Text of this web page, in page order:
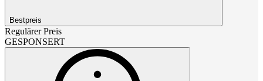
Bestpreis
Regulärer Preis
GESPONSERT